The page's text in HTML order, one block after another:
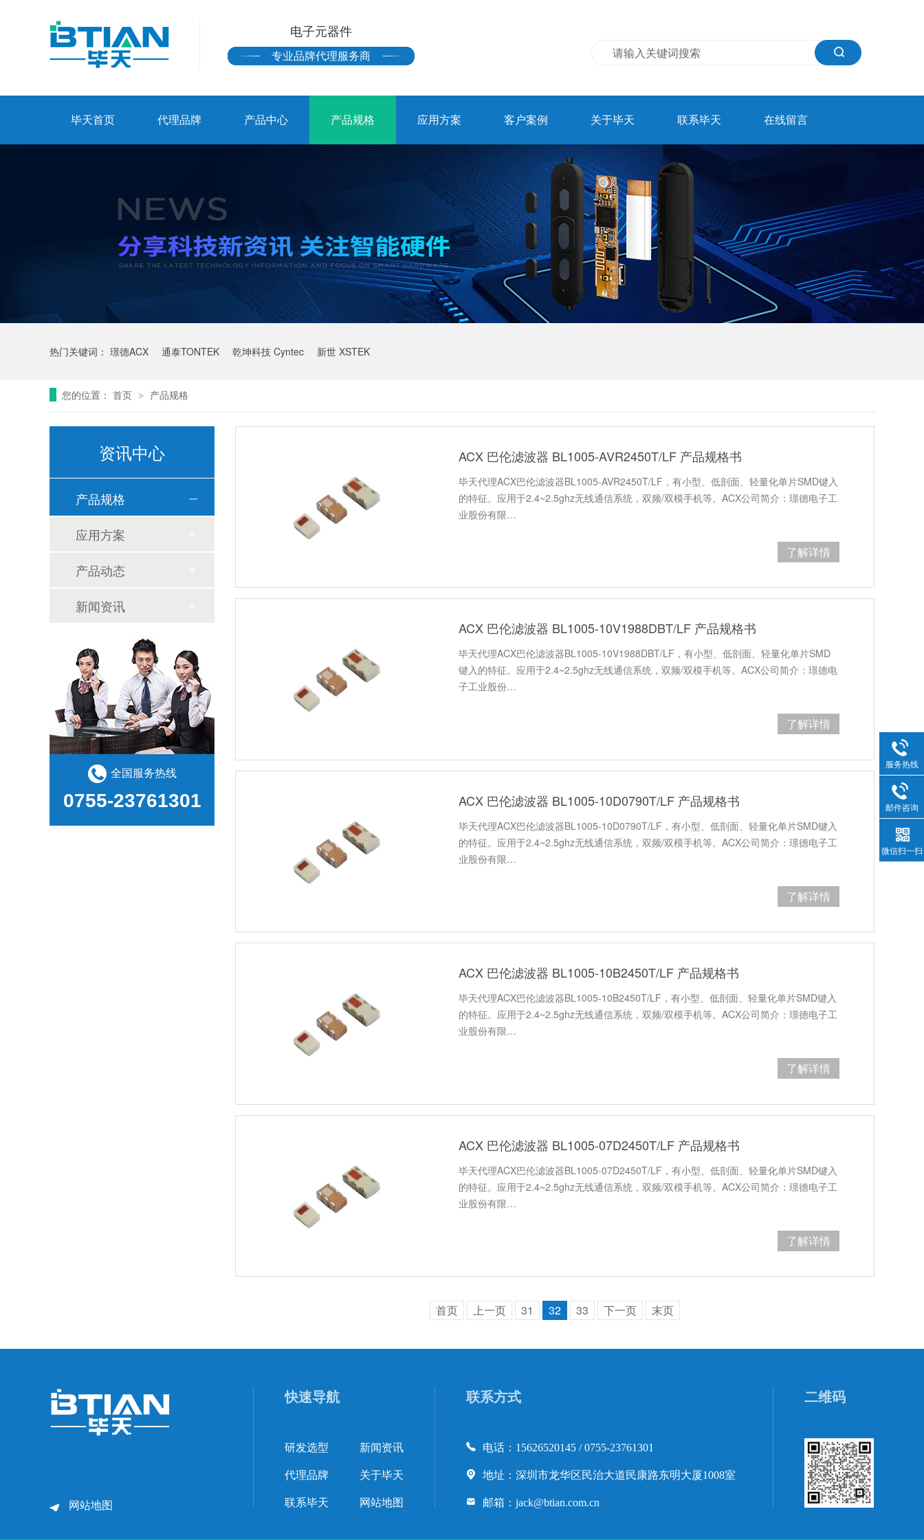
电子元器件
专业品牌代理服务商
毕天首页 代理品牌 产品中心 产品规格 应用方案 客户案例 关于毕天 联系毕天 在线留言
热门关键词： 璟德ACX 通泰TONTEK 乾坤科技 Cyntec 新世 XSTEK
您的位置： 首页 > 产品规格
ACX 巴伦滤波器 BL1005-AVR2450T/LF 产品规格书
毕天代理ACX巴伦滤波器BL1005-AVR2450T/LF，有小型、低剖面、轻量化单片SMD键入
的特征。应用于2.4~2.5ghz无线通信系统，双频/双模手机等。ACX公司简介：璟德电子工
业股份有限…
了解详情
ACX 巴伦滤波器 BL1005-10V1988DBT/LF 产品规格书
毕天代理ACX巴伦滤波器BL1005-10V1988DBT/LF，有小型、低剖面、轻量化单片SMD
键入的特征。应用于2.4~2.5ghz无线通信系统，双频/双模手机等。ACX公司简介：璟德电
子工业股份…
了解详情
ACX 巴伦滤波器 BL1005-10D0790T/LF 产品规格书
毕天代理ACX巴伦滤波器BL1005-10D0790T/LF，有小型、低剖面、轻量化单片SMD键入
的特征。应用于2.4~2.5ghz无线通信系统，双频/双模手机等。ACX公司简介：璟德电子工
业股份有限…
了解详情
ACX 巴伦滤波器 BL1005-10B2450T/LF 产品规格书
毕天代理ACX巴伦滤波器BL1005-10B2450T/LF，有小型、低剖面、轻量化单片SMD键入
的特征。应用于2.4~2.5ghz无线通信系统，双频/双模手机等。ACX公司简介：璟德电子工
业股份有限…
了解详情
ACX 巴伦滤波器 BL1005-07D2450T/LF 产品规格书
毕天代理ACX巴伦滤波器BL1005-07D2450T/LF，有小型、低剖面、轻量化单片SMD键入
的特征。应用于2.4~2.5ghz无线通信系统，双频/双模手机等。ACX公司简介：璟德电子工
业股份有限…
了解详情
首页 上一页 31 32 33 下一页 末页
资讯中心
产品规格
应用方案
产品动态
新闻资讯
全国服务热线
0755-23761301
二维码
网站地图
快速导航
研发选型 新闻资讯
代理品牌 关于毕天
联系毕天 网站地图
联系方式
电话：15626520145 / 0755-23761301
地址：深圳市龙华区民治大道民康路东明大厦1008室
邮箱：jack@btian.com.cn
服务热线
邮件咨询
微信扫一扫